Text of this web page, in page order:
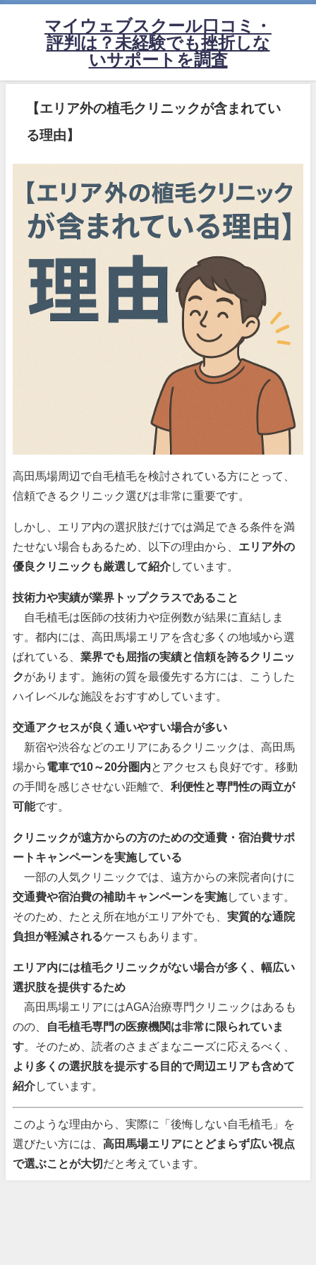
マイウェブスクール口コミ・
評判は？未経験でも挫折しな
いサポートを調査
【エリア外の植毛クリニックが含まれてい
る理由】
高田馬場周辺で自毛植毛を検討されている方にとって、
信頼できるクリニック選びは非常に重要です。
しかし、エリア内の選択肢だけでは満足できる条件を満
たせない場合もあるため、以下の理由から、
エリア外の
優良クリニックも厳選して紹介しています。
技術力や実績が業界トップクラスであること
自毛植毛は医師の技術力や症例数が結果に直結しま
す。都内には、高田馬場エリアを含む多くの地域から選
ばれている、 業界でも屈指の実績と信頼を誇るクリニッ
クがあります。施術の質を最優先する方には、こうした
ハイレベルな施設をおすすめしています。
交通アクセスが良く通いやすい場合が多い
新宿や渋谷などのエリアにあるクリニックは、高田馬
場から電車で10～20分圏内 とアクセスも良好です。移動
の手間を感じさせない距離で、 利便性と専門性の両立が
可能です。
クリニックが遠方からの方のための交通費・宿泊費サポ
ートキャンペーンを実施している
一部の人気クリニックでは、遠方からの来院者向けに
交通費や宿泊費の補助キャンペーンを実施しています。
そのため、たとえ所在地がエリア外でも、 実質的な通院
負担が軽減されるケースもあります。
エリア内には植毛クリニックがない場合が多く、幅広い
選択肢を提供するため
高田馬場エリアにはAGA治療専門クリニックはあるも
のの、
自毛植毛専門の医療機関は非常に限られていま
す 。そのため、読者のさまざまなニーズに応えるべく、
より多くの選択肢を提示する目的で周辺エリアも含めて
紹介しています。
このような理由から、実際に「後悔しない自毛植毛」を
選びたい方には、 高田馬場エリアにとどまらず広い視点
で選ぶことが大切 だと考えています。